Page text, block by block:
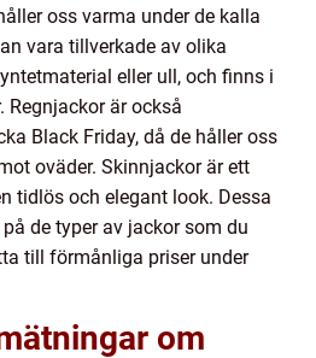
oss varma under de kalla
vara tillverkade av olika
eller ull, och finns i
Regnjackor är också
Black Friday, då de håller oss
oväder. Skinnjackor är ett
tidlös och elegant look. Dessa
de typer av jackor som du
till förmånliga priser under
om